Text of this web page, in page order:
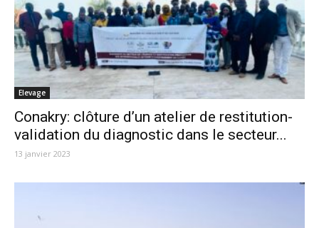
Elevage
Conakry: clôture d’un atelier de restitution-
validation du diagnostic dans le secteur...
13 janvier 2023